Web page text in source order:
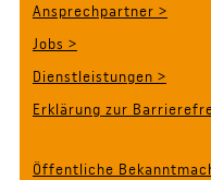
Ansprechpartner >
Jobs >
Dienstleistungen >
Erklärung zur
Öffentliche